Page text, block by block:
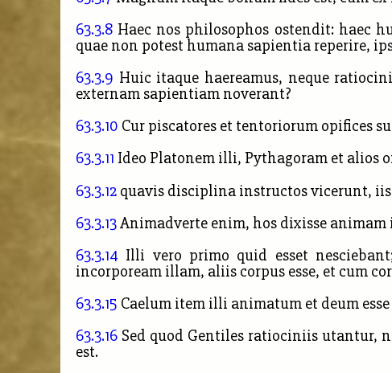
63.3.8 Haec nos philosophos ostendit: haec
quae non potest humana sapientia reperire,
63.3.9 Huic itaque haereamus, neque
externam sapientiam noverant?
63.3.10 Cur piscatores et tentoriorum opifices
63.3.11 Ideo Platonem illi, Pythagoram et alios
63.3.12 quavis disciplina instructos vicerunt,
63.3.13Animadverte enim, hos dixisse animam
63.3.14 Illi vero primo quid esset
incorpoream illam, aliis corpus esse, et cum
63.3.15 Caelum item illi animatum et deum
63.3.16 Sed quod Gentiles ratiociniis utantur,
est.